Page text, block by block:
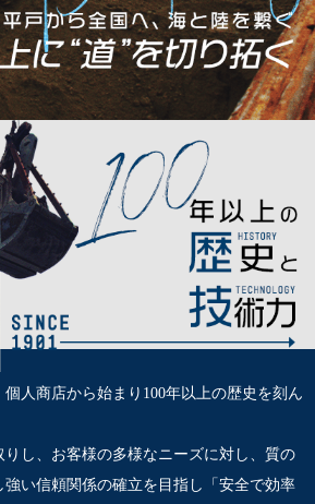
個人商店から始まり100年以上の歴史を刻ん
し、お客様の多様なニーズに対し、質の
い信頼関係の確立を目指し「安全で効率